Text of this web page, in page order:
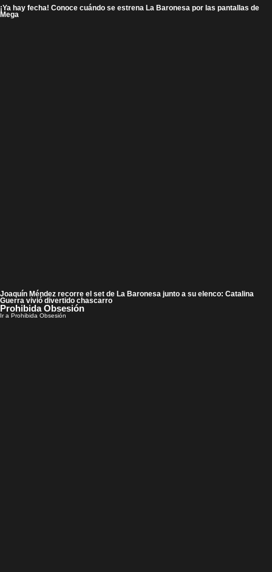
¡Ya hay fecha! Conoce cuándo se estrena La Baronesa por las pantallas de
Mega
Joaquín Méndez recorre el set de La Baronesa junto a su elenco: Catalina
Guerra vivió divertido chascarro
Prohibida Obsesión
Ir a Prohibida Obsesión